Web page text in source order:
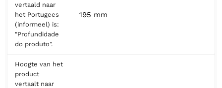
vertaald naar
het Portugees
(informeel) is:
"Profundidade
do produto".
195 mm
Hoogte van het
product
vertaalt naar